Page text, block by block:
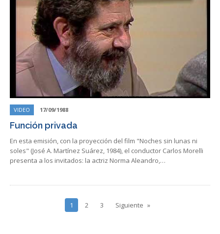
VIDEO 17/09/1988
Función privada
En esta emisión, con la proyección del film "Noches sin lunas ni
soles" (José A. Martínez Suárez, 1984), el conductor Carlos Morelli
presenta a los invitados: la actriz Norma Aleandro,…
1 2 3 Siguiente